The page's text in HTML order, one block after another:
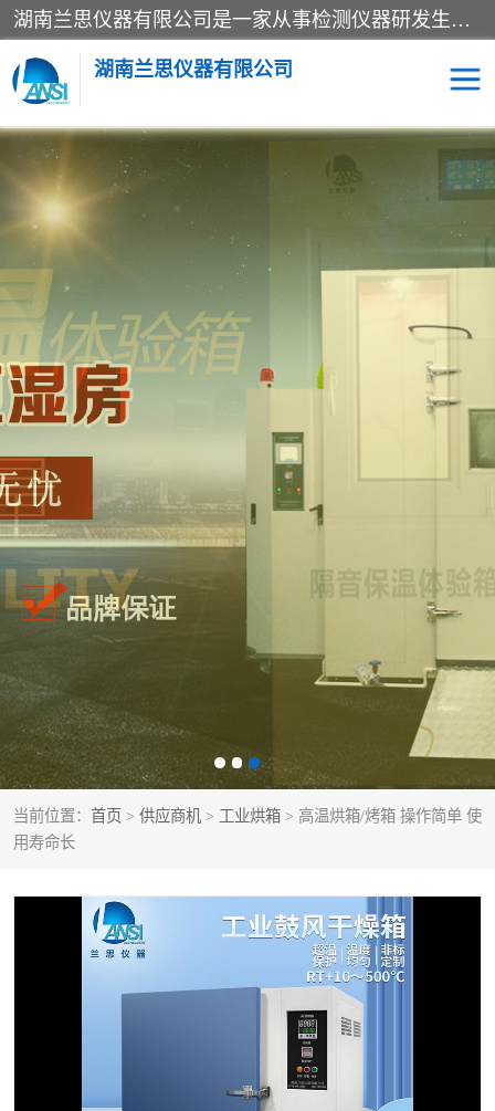
湖南兰思仪器有限公司是一家从事检测仪器研发生产销售和维修保养服务的综合型企业，产品符合国际标准可按需定制专业售前售后工程师，主要有门窗性能体验箱、门窗隔音展示箱、恒温恒湿试验箱、步入式恒温恒湿房、高低温试验箱、老化试验箱、老化试验房、恒温恒湿培养箱、水泥标准养护试验箱、电热鼓风干燥试验箱、真空干燥箱、工业烤箱、盐雾腐蚀试验箱等。
湖南兰思仪器有限公司
当前位置： 首页 > 供应商机 > 工业烘箱 > 高温烘箱/烤箱 操作简单 使
用寿命长
老化房 恒温恒湿试验箱
工业烘箱